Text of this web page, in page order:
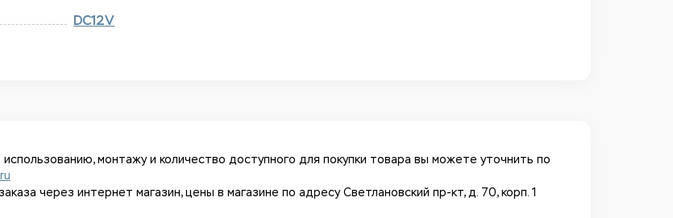
DC12V
монтажу и количество доступного для покупки товара вы можете уточнить по
через интернет магазин, цены в магазине по адресу Светлановский пр-кт, д. 70, корп. 1